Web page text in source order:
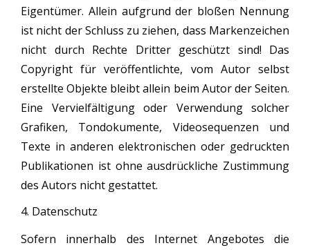
Eigentümer. Allein aufgrund der bloßen Nennung
ist nicht der Schluss zu ziehen, dass Markenzeichen
nicht durch Rechte Dritter geschützt sind! Das
Copyright für veröffentlichte, vom Autor selbst
erstellte Objekte bleibt allein beim Autor der Seiten.
Eine Vervielfältigung oder Verwendung solcher
Grafiken, Tondokumente, Videosequenzen und
Texte in anderen elektronischen oder gedruckten
Publikationen ist ohne ausdrückliche Zustimmung
des Autors nicht gestattet.
4. Datenschutz
Sofern innerhalb des Internet Angebotes die